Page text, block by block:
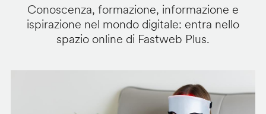
Conoscenza, formazione, informazione e
ispirazione nel mondo digitale: entra nello
spazio online di Fastweb Plus.